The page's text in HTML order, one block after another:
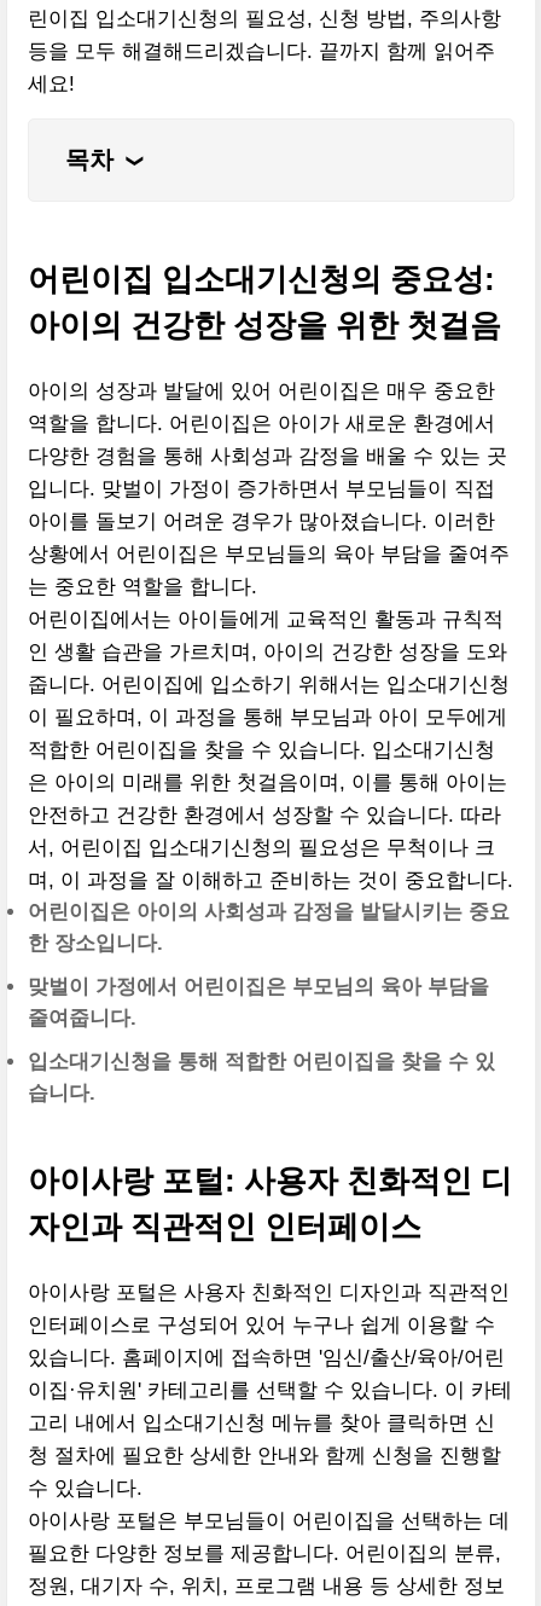
린이집 입소대기신청의 필요성, 신청 방법, 주의사항
등을 모두 해결해드리겠습니다. 끝까지 함께 읽어주
세요!
목차 ❮
어린이집 입소대기신청의 중요성:
아이의 건강한 성장을 위한 첫걸음
아이의 성장과 발달에 있어 어린이집은 매우 중요한
역할을 합니다. 어린이집은 아이가 새로운 환경에서
다양한 경험을 통해 사회성과 감정을 배울 수 있는 곳
입니다. 맞벌이 가정이 증가하면서 부모님들이 직접
아이를 돌보기 어려운 경우가 많아졌습니다. 이러한
상황에서 어린이집은 부모님들의 육아 부담을 줄여주
는 중요한 역할을 합니다.
어린이집에서는 아이들에게 교육적인 활동과 규칙적
인 생활 습관을 가르치며, 아이의 건강한 성장을 도와
줍니다. 어린이집에 입소하기 위해서는 입소대기신청
이 필요하며, 이 과정을 통해 부모님과 아이 모두에게
적합한 어린이집을 찾을 수 있습니다. 입소대기신청
은 아이의 미래를 위한 첫걸음이며, 이를 통해 아이는
안전하고 건강한 환경에서 성장할 수 있습니다. 따라
서, 어린이집 입소대기신청의 필요성은 무척이나 크
며, 이 과정을 잘 이해하고 준비하는 것이 중요합니다.
어린이집은 아이의 사회성과 감정을 발달시키는 중요
한 장소입니다.
맞벌이 가정에서 어린이집은 부모님의 육아 부담을
줄여줍니다.
입소대기신청을 통해 적합한 어린이집을 찾을 수 있
습니다.
아이사랑 포털: 사용자 친화적인 디
자인과 직관적인 인터페이스
아이사랑 포털은 사용자 친화적인 디자인과 직관적인
인터페이스로 구성되어 있어 누구나 쉽게 이용할 수
있습니다. 홈페이지에 접속하면 '임신/출산/육아/어린
이집·유치원' 카테고리를 선택할 수 있습니다. 이 카테
고리 내에서 입소대기신청 메뉴를 찾아 클릭하면 신
청 절차에 필요한 상세한 안내와 함께 신청을 진행할
수 있습니다.
아이사랑 포털은 부모님들이 어린이집을 선택하는 데
필요한 다양한 정보를 제공합니다. 어린이집의 분류,
정원, 대기자 수, 위치, 프로그램 내용 등 상세한 정보